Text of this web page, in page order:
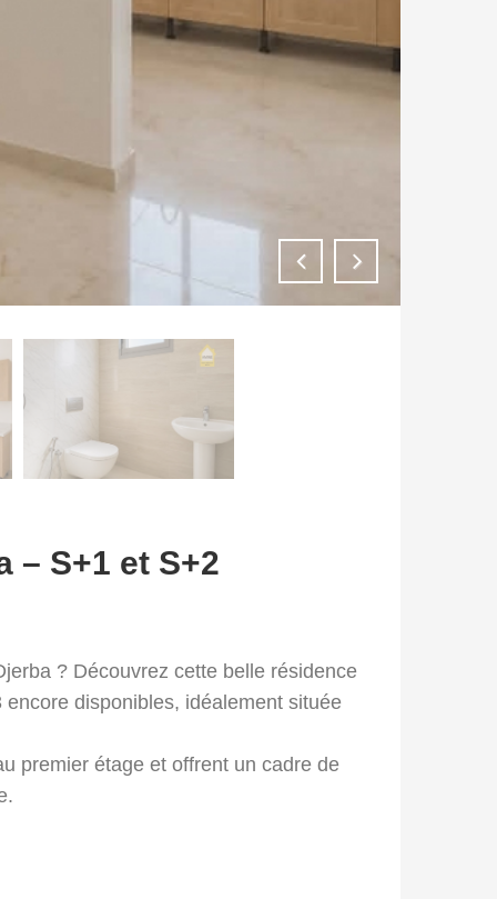
– S+1 et S+2
? Découvrez cette belle résidence
disponibles, idéalement située
premier étage et offrent un cadre de